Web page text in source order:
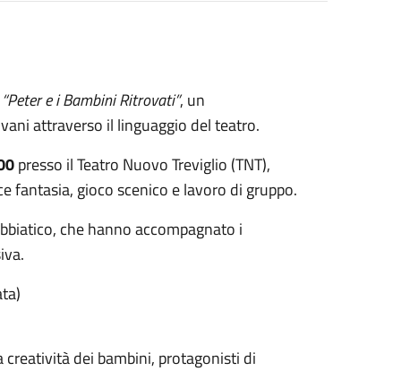
“Peter e i Bambini Ritrovati”, un
attraverso il linguaggio del teatro.
presso ilTeatro Nuovo Treviglio (TNT),
fantasia, gioco scenico e lavoro di gruppo.
, che hanno accompagnato i
creatività dei bambini, protagonisti di